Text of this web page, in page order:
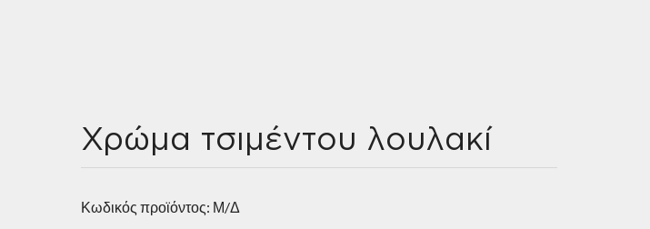
Xρώμα τσιμέντου λουλακί
Κωδικός προϊόντος: Μ/Δ